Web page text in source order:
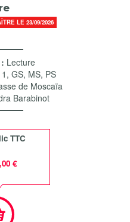
LE 23/09/2026
Lecture
, GS, MS, PS
de Moscaïa
Barabinot
TTC
,00 €